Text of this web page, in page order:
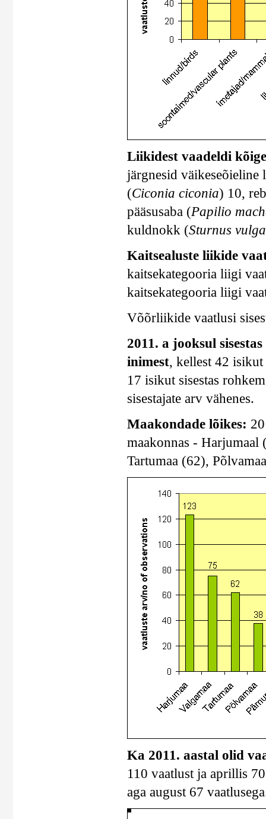
Liikidest vaadeldi
järgnesid väikeseõieline
(Ciconia ciconia) 10,
pääsusaba (Papilio
kuldnokk (Sturnus
Kaitsealuste liikide
kaitsekategooria liigi
kaitsekategooria liigi
Võõrliikide vaatlusi
2011. a jooksul
inimest, kellest 42 isikut
17 isikut sisestas
sisestajate arv vähenes.
Maakondade lõikes:
maakonnas - Harjumaal
Tartumaa (62),
Ka 2011. aastal olid
110 vaatlust ja aprillis
aga august 67